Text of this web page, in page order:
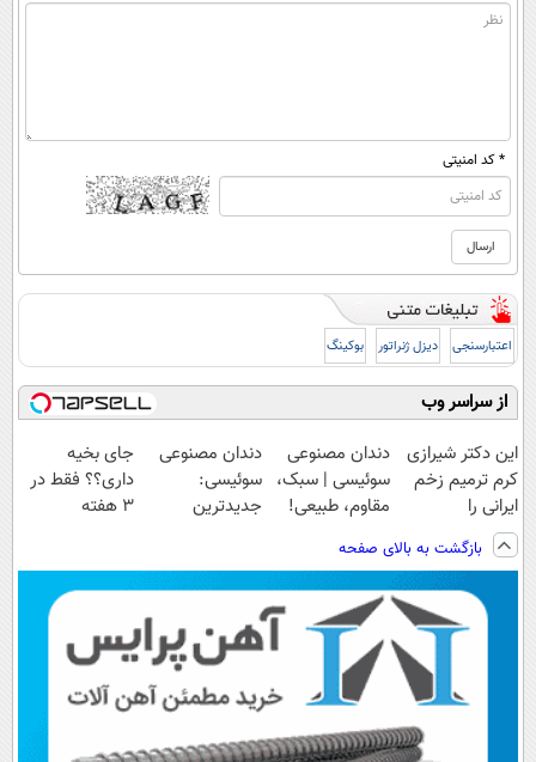
* کد امنیتی
اعتبارسنجی دیزل ژنراتور بوکینگ
از سراسر وب
این دکتر شیرازی
کرم ترمیم زخم
ایرانی را
ساخت!!!
دندان مصنوعی
سوئیسی | سبک،
مقاوم، طبیعی!
رایگان+پرداخت
اقساطی😍
دندان مصنوعی
سوئیسی:
جدیدترین
پرداخت قسطی
جای بخیه
داری؟؟ فقط در
3 هفته
بازگشت به بالای صفحه